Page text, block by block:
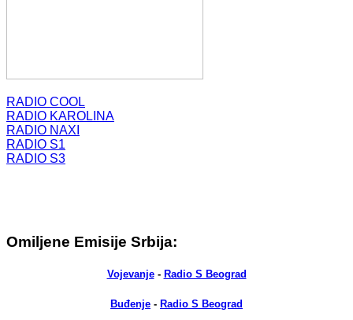
RADIO COOL
RADIO KAROLINA
RADIO NAXI
RADIO S1
RADIO S3
Omiljene Emisije Srbija:
Vojevanje- Radio S Beograd
Buđenje - Radio S Beograd